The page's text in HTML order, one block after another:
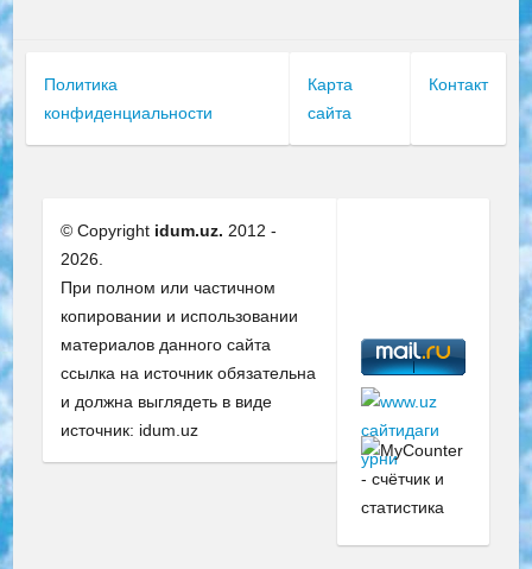
Политика
конфиденциальности
Карта
сайта
Контакт
© Copyright idum.uz. 2012 -
2026.
При полном или частичном
копировании и использовании
материалов данного сайта
ссылка на источник обязательна
и должна выглядеть в виде
источник: idum.uz